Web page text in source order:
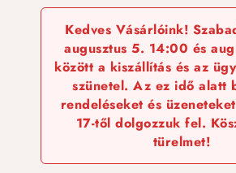
Kedves Vásárlóink!
augusztus 5. 14:00 és
között a kiszállítás és az
szünetel. Az ez idő alatt
rendeléseket és
17-től dolgozzuk fel.
türelmet!